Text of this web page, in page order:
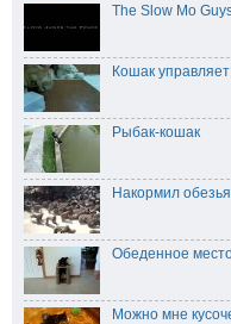
The Slow Mo
Кошак
Рыбак-кошак
Накормил
Обеденное
Можно мне